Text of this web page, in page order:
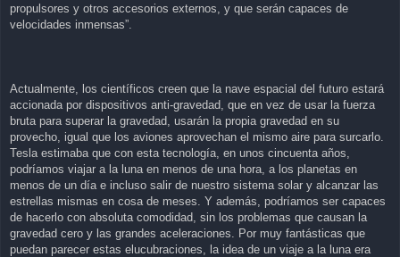
propulsores y otros accesorios externos, y que serán capaces de
velocidades inmensas”.
Actualmente, los científicos creen que la nave espacial del futuro estará
accionada por dispositivos anti-gravedad, que en vez de usar la fuerza
bruta para superar la gravedad, usarán la propia gravedad en su
provecho, igual que los aviones aprovechan el mismo aire para surcarlo.
Tesla estimaba que con esta tecnología, en unos cincuenta años,
podríamos viajar a la luna en menos de una hora, a los planetas en
menos de un día e incluso salir de nuestro sistema solar y alcanzar las
estrellas mismas en cosa de meses. Y además, podríamos ser capaces
de hacerlo con absoluta comodidad, sin los problemas que causan la
gravedad cero y las grandes aceleraciones. Por muy fantásticas que
puedan parecer estas elucubraciones, la idea de un viaje a la luna era